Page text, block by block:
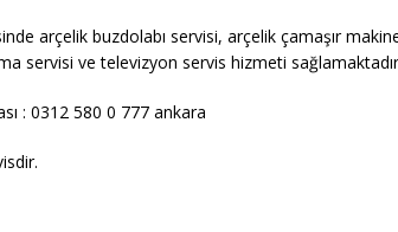
arçelik buzdolabı servisi, arçelik çamaşır
servisi ve televizyon servis hizmeti
: 0312 580 0 777 ankara